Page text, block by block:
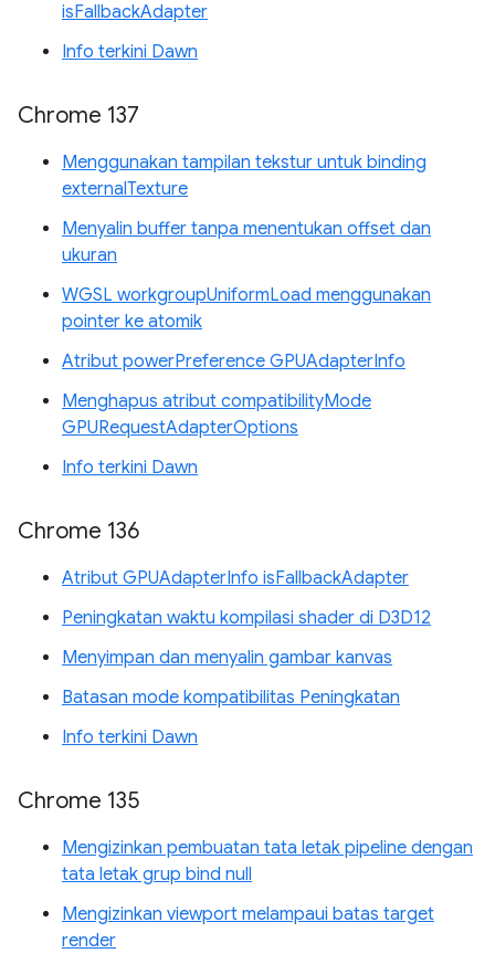
isFallbackAdapter
Info terkini Dawn
Chrome 137
Menggunakan tampilan tekstur untuk binding
externalTexture
Menyalin buffer tanpa menentukan offset dan
ukuran
WGSL workgroupUniformLoad menggunakan
pointer ke atomik
Atribut powerPreference GPUAdapterInfo
Menghapus atribut compatibilityMode
GPURequestAdapterOptions
Info terkini Dawn
Chrome 136
Atribut GPUAdapterInfo isFallbackAdapter
Peningkatan waktu kompilasi shader di D3D12
Menyimpan dan menyalin gambar kanvas
Batasan mode kompatibilitas Peningkatan
Info terkini Dawn
Chrome 135
Mengizinkan pembuatan tata letak pipeline dengan
tata letak grup bind null
Mengizinkan viewport melampaui batas target
render